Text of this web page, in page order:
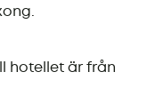
hotellet är från